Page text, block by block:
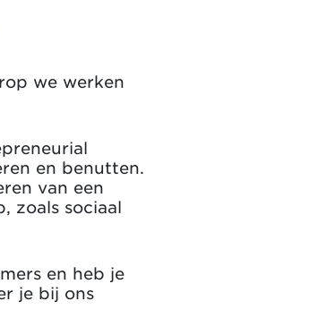
we werken
en benutten.
van een
zoals sociaal
en heb je
je bij ons